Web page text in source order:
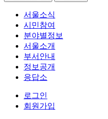
서울소식
시민참여
분야별정보
서울소개
부서안내
정보공개
응답소
로그인
회원가입